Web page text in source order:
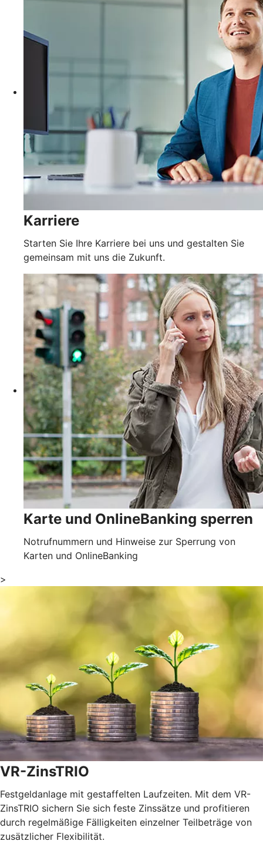
Karriere
Starten Sie Ihre Karriere bei uns und gestalten Sie
gemeinsam mit uns die Zukunft.
Karte und OnlineBanking sperren
Notrufnummern und Hinweise zur Sperrung von
Karten und OnlineBanking
>
VR-ZinsTRIO
Festgeldanlage mit gestaffelten Laufzeiten. Mit dem VR-
ZinsTRIO sichern Sie sich feste Zinssätze und profitieren
durch regelmäßige Fälligkeiten einzelner Teilbeträge von
zusätzlicher Flexibilität.